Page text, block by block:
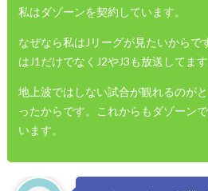
私はダゾーンを契約しています。
なぜなら私はJリーグが見たいからで
はJ1だけでなくJ2やJ3も放送してます
地上波ではしない試合が観れるのが
ったからです。これからもダゾーン
います。